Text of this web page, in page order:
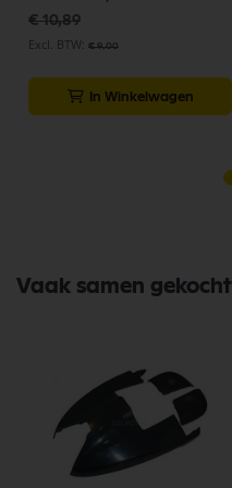
€ 10,89
€ 9,00
In Winkelwagen
Vaak samen gekocht